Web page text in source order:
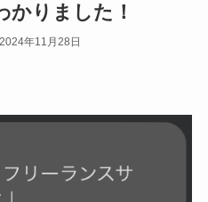
かりました！
2024年11月28日